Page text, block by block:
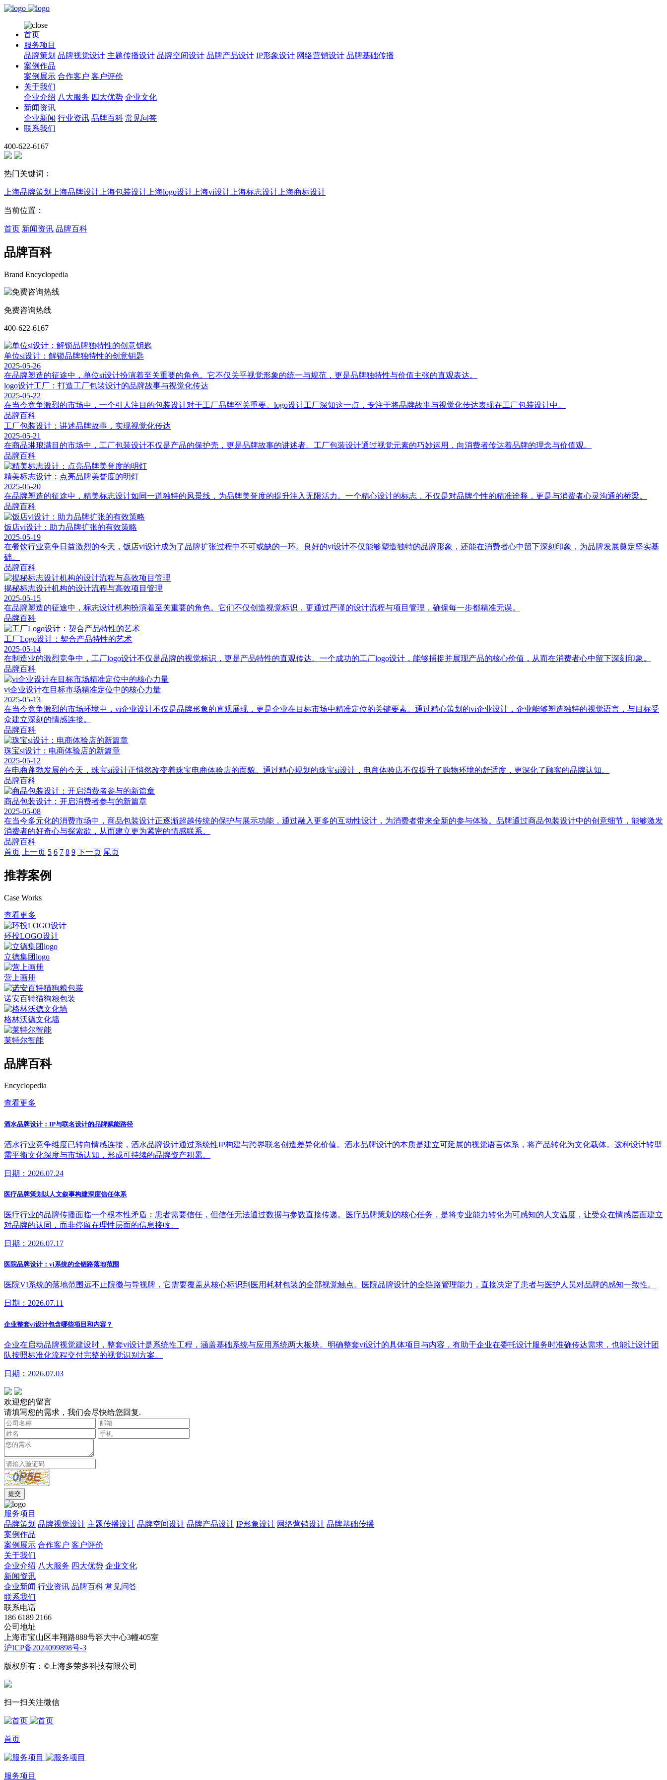
首页
服务项目
品牌策划 品牌视觉设计 主题传播设计 品牌空间设计 品牌产品设计 IP形象设计 网络营销设计 品牌基础传播
案例作品
案例展示 合作客户 客户评价
关于我们
企业介绍 八大服务 四大优势 企业文化
新闻资讯
企业新闻 行业资讯 品牌百科 常见问答
联系我们
400-622-6167
热门关键词：
上海品牌策划 上海品牌设计 上海包装设计 上海logo设计 上海vi设计 上海标志设计 上海商标设计
当前位置：
首页 新闻资讯 品牌百科
品牌百科
Brand Encyclopedia
免费咨询热线
400-622-6167
单位si设计：解锁品牌独特性的创意钥匙
2025-05-26
在品牌塑造的征途中，单位si设计扮演着至关重要的角色。它不仅关乎视觉形象的统一与规范，更是品牌独特性与价值主张的直观表达。
logo设计工厂：打造工厂包装设计的品牌故事与视觉化传达
2025-05-22
在当今竞争激烈的市场中，一个引人注目的包装设计对于工厂品牌至关重要。logo设计工厂深知这一点，专注于将品牌故事与视觉化传达表现在工厂包装设计中。
品牌百科
工厂包装设计：讲述品牌故事，实现视觉化传达
2025-05-21
在商品琳琅满目的市场中，工厂包装设计不仅是产品的保护壳，更是品牌故事的讲述者。工厂包装设计通过视觉元素的巧妙运用，向消费者传达着品牌的理念与价值观。
品牌百科
精美标志设计：点亮品牌美誉度的明灯
2025-05-20
在品牌塑造的征途中，精美标志设计如同一道独特的风景线，为品牌美誉度的提升注入无限活力。一个精心设计的标志，不仅是对品牌个性的精准诠释，更是与消费者心灵沟通的桥梁。
品牌百科
饭店vi设计：助力品牌扩张的有效策略
2025-05-19
在餐饮行业竞争日益激烈的今天，饭店vi设计成为了品牌扩张过程中不可或缺的一环。良好的vi设计不仅能够塑造独特的品牌形象，还能在消费者心中留下深刻印象，为品牌发展奠定坚实基
础。
品牌百科
揭秘标志设计机构的设计流程与高效项目管理
2025-05-15
在品牌塑造的征途中，标志设计机构扮演着至关重要的角色。它们不仅创造视觉标识，更通过严谨的设计流程与项目管理，确保每一步都精准无误。
品牌百科
工厂Logo设计：契合产品特性的艺术
2025-05-14
在制造业的激烈竞争中，工厂logo设计不仅是品牌的视觉标识，更是产品特性的直观传达。一个成功的工厂logo设计，能够捕捉并展现产品的核心价值，从而在消费者心中留下深刻印象。
品牌百科
vi企业设计在目标市场精准定位中的核心力量
2025-05-13
在当今竞争激烈的市场环境中，vi企业设计不仅是品牌形象的直观展现，更是企业在目标市场中精准定位的关键要素。通过精心策划的vi企业设计，企业能够塑造独特的视觉语言，与目标受
众建立深刻的情感连接。
品牌百科
珠宝si设计：电商体验店的新篇章
2025-05-12
在电商蓬勃发展的今天，珠宝si设计正悄然改变着珠宝电商体验店的面貌。通过精心规划的珠宝si设计，电商体验店不仅提升了购物环境的舒适度，更深化了顾客的品牌认知。
品牌百科
商品包装设计：开启消费者参与的新篇章
2025-05-08
在当今多元化的消费市场中，商品包装设计正逐渐超越传统的保护与展示功能，通过融入更多的互动性设计，为消费者带来全新的参与体验。品牌通过商品包装设计中的创意细节，能够激发
消费者的好奇心与探索欲，从而建立更为紧密的情感联系。
品牌百科
首页
上一页 5 6 7 8 9 下一页 尾页
推荐案例
Case Works
查看更多
环投LOGO设计
立德集团logo
营上画册
诺安百特猫狗粮包装
格林沃德文化墙
莱特尔智能
品牌百科
Encyclopedia
查看更多
酒水品牌设计：IP与联名设计的品牌赋能路径
酒水行业竞争维度已转向情感连接，酒水品牌设计通过系统性IP构建与跨界联名创造差异化价值。酒水品牌设计的本质是建立可延展的视觉语言体系，将产品转化为文化载体。这种设计转型
需平衡文化深度与市场认知，形成可持续的品牌资产积累。
日期：2026.07.24
医疗品牌策划以人文叙事构建深度信任体系
医疗行业的品牌传播面临一个根本性矛盾：患者需要信任，但信任无法通过数据与参数直接传递。医疗品牌策划的核心任务，是将专业能力转化为可感知的人文温度，让受众在情感层面建立
对品牌的认同，而非停留在理性层面的信息接收。
日期：2026.07.17
医院品牌设计：vi系统的全链路落地范围
医院VI系统的落地范围远不止院徽与导视牌，它需要覆盖从核心标识到医用耗材包装的全部视觉触点。医院品牌设计的全链路管理能力，直接决定了患者与医护人员对品牌的感知一致性。
日期：2026.07.11
企业整套vi设计包含哪些项目和内容？
企业在启动品牌视觉建设时，整套vi设计是系统性工程，涵盖基础系统与应用系统两大板块。明确整套vi设计的具体项目与内容，有助于企业在委托设计服务时准确传达需求，也能让设计团
队按照标准化流程交付完整的视觉识别方案。
日期：2026.07.03
欢迎您的留言
请填写您的需求，我们会尽快给您回复.
服务项目
品牌策划 品牌视觉设计 主题传播设计 品牌空间设计 品牌产品设计 IP形象设计 网络营销设计 品牌基础传播
案例作品
案例展示 合作客户 客户评价
关于我们
企业介绍 八大服务 四大优势 企业文化
新闻资讯
企业新闻 行业资讯 品牌百科 常见问答
联系我们
联系电话
186 6189 2166
公司地址
上海市宝山区丰翔路888号容大中心3幢405室
沪ICP备2024099898号-3
版权所有：©上海多荣多科技有限公司
扫一扫关注微信
首页
服务项目